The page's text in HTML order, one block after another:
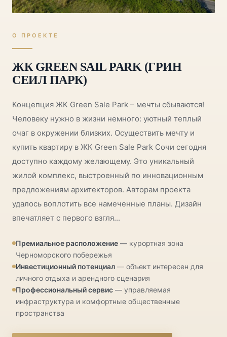
О ПРОЕКТЕ
ЖК GREEN SAIL PARK (ГРИН
СЕИЛ ПАРК)
Концепция ЖК Green Sale Park – мечты сбываются!
Человеку нужно в жизни немного: уютный теплый
очаг в окружении близких. Осуществить мечту и
купить квартиру в ЖК Green Sale Park Сочи сегодня
доступно каждому желающему. Это уникальный
жилой комплекс, выстроенный по инновационным
предложениям архитекторов. Авторам проекта
удалось воплотить все намеченные планы. Дизайн
впечатляет с первого взгля...
Премиальное расположение — курортная зона
Черноморского побережья
Инвестиционный потенциал — объект интересен для
личного отдыха и арендного сценария
Профессиональный сервис — управляемая
инфраструктура и комфортные общественные
пространства